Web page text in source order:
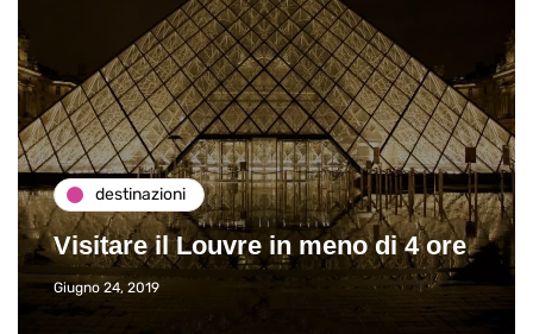
destinazioni
Visitare il Louvre in meno di 4 ore
Giugno 24, 2019